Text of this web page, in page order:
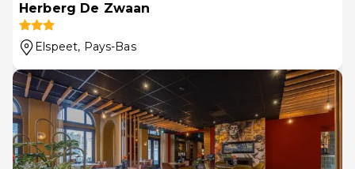
Herberg De Zwaan
Elspeet, Pays-Bas